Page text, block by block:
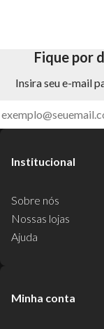
Fique por
Insira seu e-mail
Institucional
Sobre nós
Nossas lojas
Ajuda
Minha conta